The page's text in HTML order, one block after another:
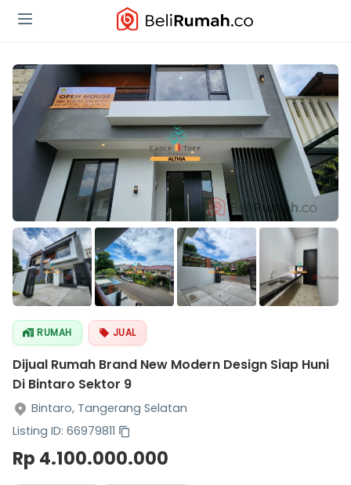
RUMAH JUAL
Dijual Rumah Brand New Modern Design Siap Huni
Di Bintaro Sektor 9
Bintaro, Tangerang Selatan
Listing ID: 66979811
Rp 4.100.000.000